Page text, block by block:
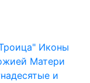
Иконы
Матери
и